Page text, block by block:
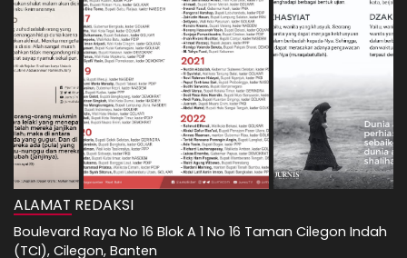
ALAMAT REDAKSI
Boulevard Raya No 16 Blok A 1 No 16 Taman Cilegon Indah
(TCI), Cilegon, Banten